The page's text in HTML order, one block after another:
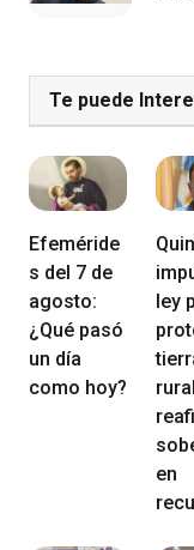
Te puede
Efeméride
s del 7 de
agosto:
¿Qué pasó
un día
como hoy?
ley
en